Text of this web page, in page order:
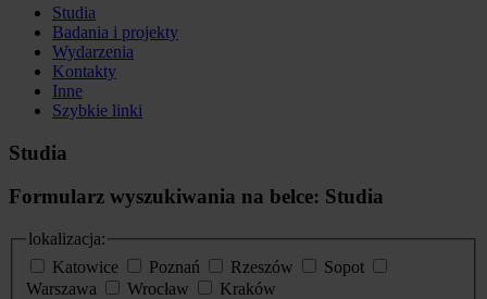
Studia
Badania i projekty
Wydarzenia
Kontakty
Inne
Szybkie linki
Studia
Formularz wyszukiwania na belce: Studia
lokalizacja:
Katowice
Poznań Rzeszów
Sopot
Warszawa
Wrocław
Kraków